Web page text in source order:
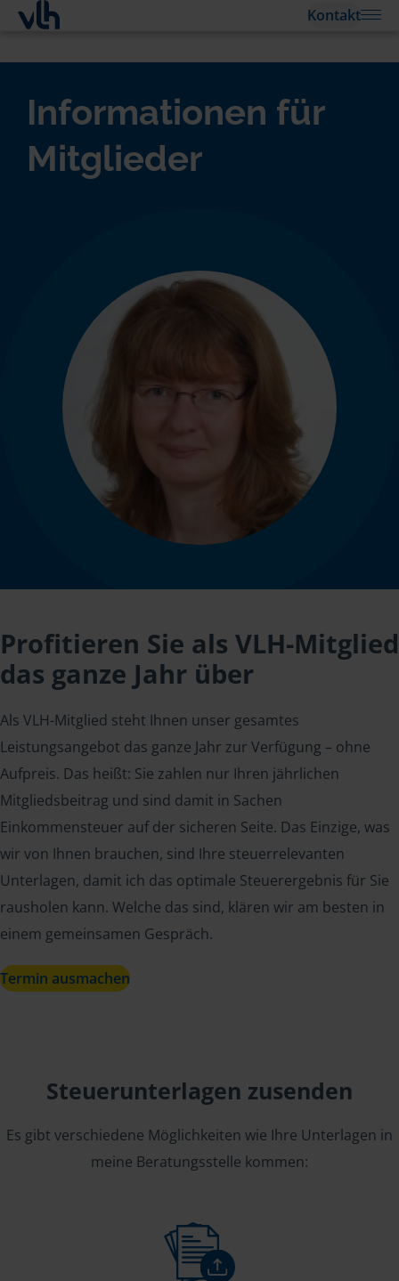
Kontakt
Informationen für
Mitglieder
Profitieren Sie als VLH-Mitglied
das ganze Jahr über
Als VLH-Mitglied steht Ihnen unser gesamtes
Leistungsangebot das ganze Jahr zur Verfügung – ohne
Aufpreis. Das heißt: Sie zahlen nur Ihren jährlichen
Mitgliedsbeitrag und sind damit in Sachen
Einkommensteuer auf der sicheren Seite. Das Einzige, was
wir von Ihnen brauchen, sind Ihre steuerrelevanten
Unterlagen, damit ich das optimale Steuerergebnis für Sie
rausholen kann. Welche das sind, klären wir am besten in
einem gemeinsamen Gespräch.
Termin ausmachen
Steuerunterlagen zusenden
Es gibt verschiedene Möglichkeiten wie Ihre Unterlagen in
meine Beratungsstelle kommen: